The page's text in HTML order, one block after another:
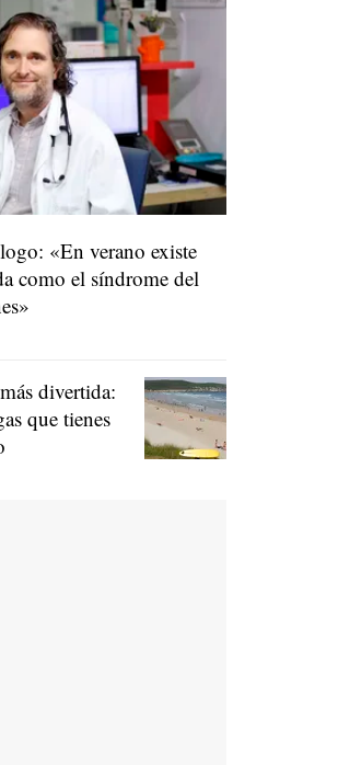
«En verano existe
como el síndrome del
divertida:
que tienes